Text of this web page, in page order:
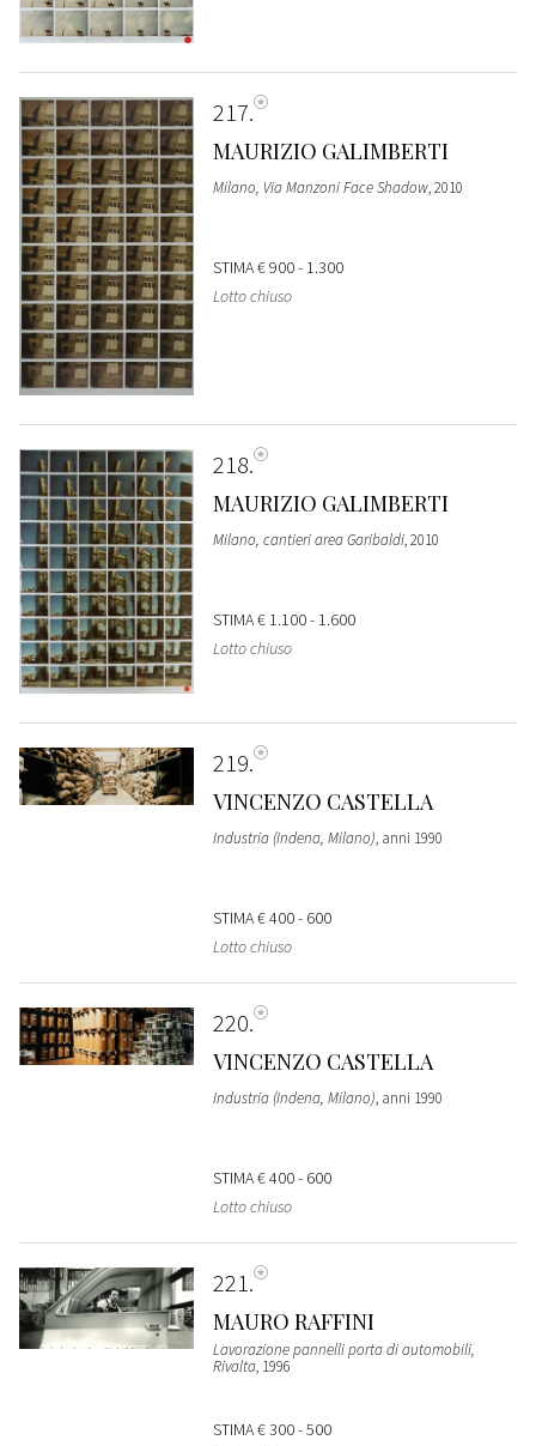
217
MAURIZIO GALIMBERTI
Milano, Via Manzoni Face Shadow, 2010
STIMA€ 900 - 1.300
Lotto chiuso
218
MAURIZIO GALIMBERTI
Milano, cantieri area Garibaldi, 2010
STIMA€ 1.100 - 1.600
Lotto chiuso
219
VINCENZO CASTELLA
Industria (Indena, Milano), anni 1990
STIMA€ 400 - 600
Lotto chiuso
220
VINCENZO CASTELLA
Industria (Indena, Milano), anni 1990
STIMA€ 400 - 600
Lotto chiuso
221
MAURO RAFFINI
Lavorazione pannelli porta di automobili,
Rivalta, 1996
STIMA€ 300 - 500